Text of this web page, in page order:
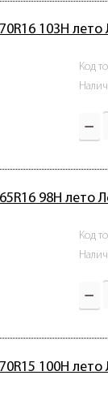
103H лето
Код
98H лето
Код
100H лето